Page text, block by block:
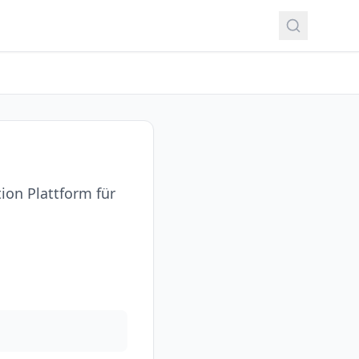
Plattform für